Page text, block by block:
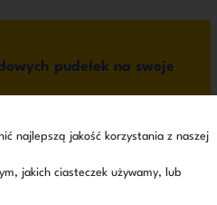
pudełek na swoje
najlepszą jakość korzystania z naszej
jakich ciasteczek używamy, lub